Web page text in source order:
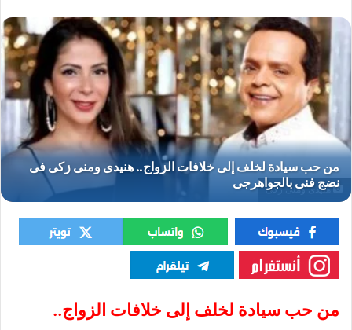
هنيدى ومنى زكى
من حب سيادة لخلف إلى خلافات الزواج..